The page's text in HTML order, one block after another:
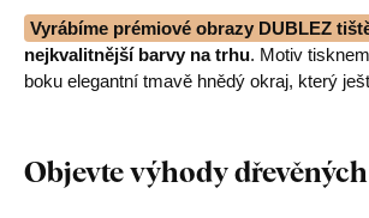
Vyrábíme prémiové obrazy DUBLEZ
nejkvalitnější barvy na trhu. Motiv
boku elegantní tmavě hnědý okraj, který
Objevte výhody